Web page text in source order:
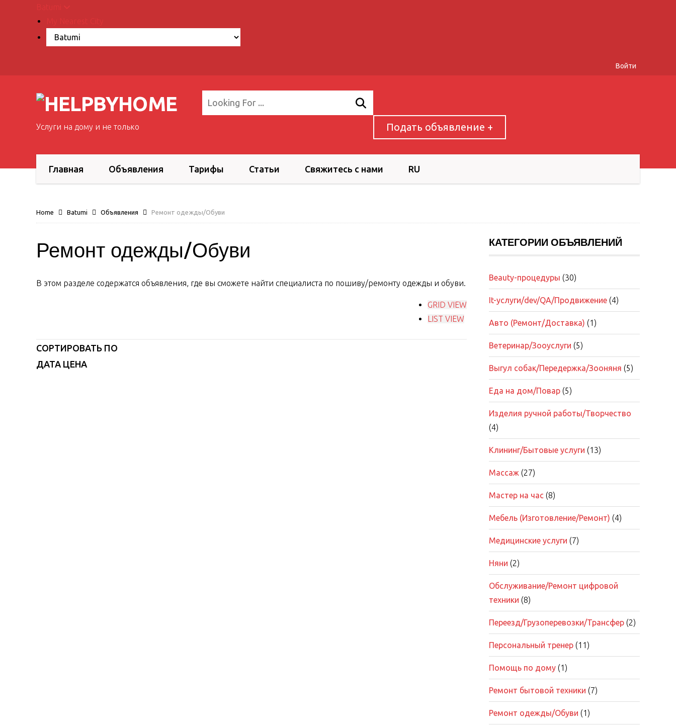
Войти
Услуги на дому и не только Подать объявление +
Главная Объявления Тарифы Статьи Свяжитесь с нами RU
Home Batumi Объявления Ремонт одежды/Обуви
Ремонт одежды/Обуви
В этом разделе содержатся объявления, где вы сможете найти специалиста по пошиву/ремонту одежды и обуви.
GRID VIEW
LIST VIEW
СОРТИРОВАТЬ ПО
ДАТА ЦЕНА
КАТЕГОРИИ ОБЪЯВЛЕНИЙ
Beauty-процедуры (30)
It-услуги/dev/QA/Продвижение (4)
Авто (Ремонт/Доставка) (1)
Ветеринар/Зооуслуги (5)
Выгул собак/Передержка/Зооняня (5)
Еда на дом/Повар (5)
Изделия ручной работы/Творчество
(4)
Клининг/Бытовые услуги (13)
Массаж (27)
Мастер на час (8)
Мебель (Изготовление/Ремонт) (4)
Медицинские услуги (7)
Няни (2)
Обслуживание/Ремонт цифровой
техники (8)
Переезд/Грузоперевозки/Трансфер (2)
Персональный тренер (11)
Помощь по дому (1)
Ремонт бытовой техники (7)
Ремонт одежды/Обуви (1)